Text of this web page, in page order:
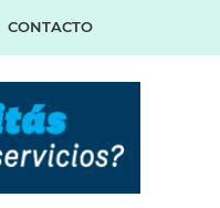
CONTACTO